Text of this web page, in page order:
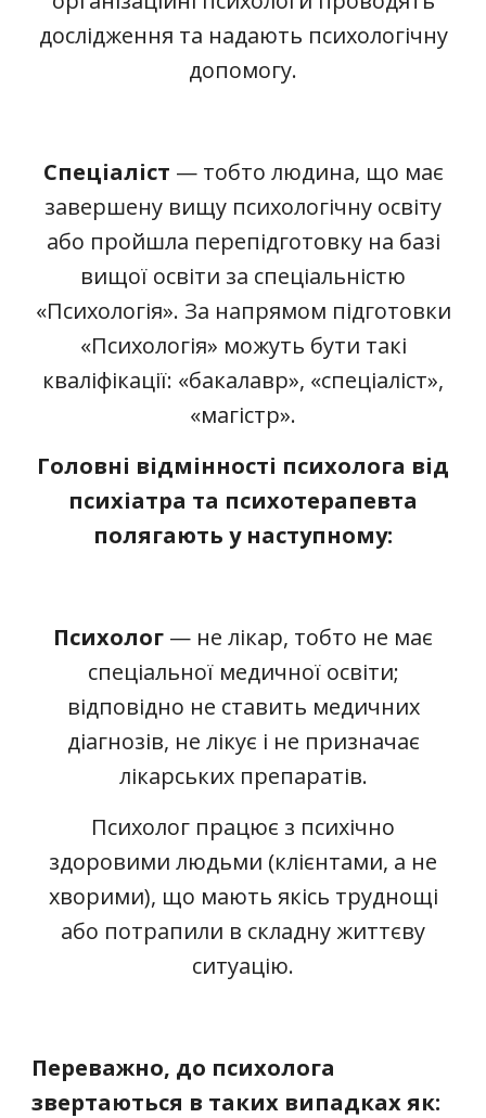
дослідження та надають психологічну
допомогу.
Спеціаліст — тобто людина, що має
завершену вищу психологічну освіту
або пройшла перепідготовку на базі
вищої освіти за спеціальністю
«Психологія». За напрямом підготовки
«Психологія» можуть бути такі
кваліфікації: «бакалавр», «спеціаліст»,
«магістр».
Головні відмінності психолога від
психіатра та психотерапевта
полягають у наступному:
Психолог — не лікар, тобто не має
спеціальної медичної освіти;
відповідно не ставить медичних
діагнозів, не лікує і не призначає
лікарських препаратів.
Психолог працює з психічно
здоровими людьми (клієнтами, а не
хворими), що мають якісь труднощі
або потрапили в складну життєву
ситуацію.
Переважно, до психолога
звертаються в таких випадках як: